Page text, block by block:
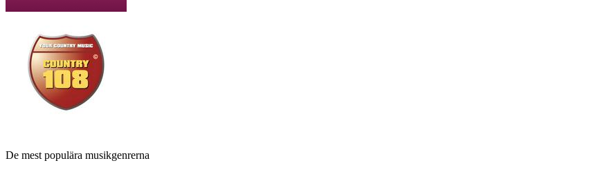
De mest populära musikgenrerna